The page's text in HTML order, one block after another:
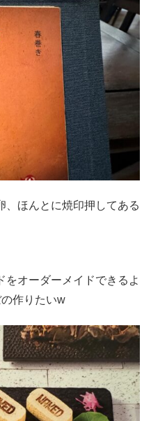
、ほんとに焼印押してある
をオーダーメイドできるよ
作りたいw